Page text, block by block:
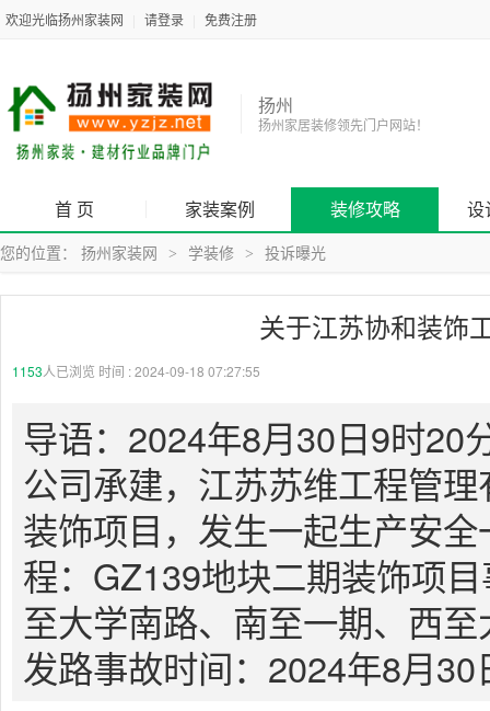
欢迎光临扬州家装网 请登录 免费注册
扬州
扬州家居装修领先门户网站！
首 页 家装案例 装修攻略 设
您的位置： 扬州家装网 > 学装修 > 投诉曝光
关于江苏协和装饰
1153人已浏览 时间 :2024-09-18 07:27:55
导语：2024年8月30日9时20
公司承建，江苏苏维工程管
装饰项目，发生一起生产安
程：GZ139地块二期装饰项
至大学南路、南至一期、西
发路事故时间：2024年8月